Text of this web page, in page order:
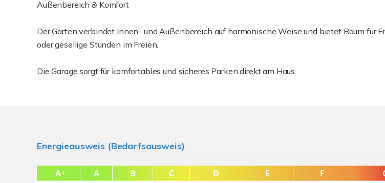
Außenbereich & Komfort
Der Garten verbindet Innen- und Außenbereich auf harmonische Weise und bietet Raum für
oder gesellige Stunden im Freien.
Die Garage sorgt für komfortables und sicheres Parken direkt am Haus.
Energieausweis (Bedarfsausweis)